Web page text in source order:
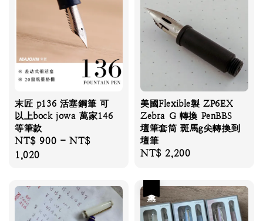
末匠 p136 活塞鋼筆 可
以上bock jowa 萬家146
等筆款
Regular
price
NT$ 900 -NT$
1,020
美國Flexible製 ZP6EX
Zebra G 轉換 PenBBS
壇筆套筒 斑馬g尖轉換到
壇筆
Regular
NT$ 2,200